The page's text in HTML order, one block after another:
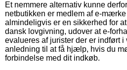
Et nemmere alternativ kunne
netbutikken er medlem af e-
almindeligvis er en sikkerhed for
dansk lovgivning, udover at e-
evalueres af jurister der er indført
anledning til at få hjælp, hvis du
forbindelse med dit indkøb.